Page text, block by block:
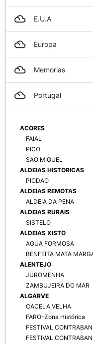
filter_drama E.U.A
filter_drama Europa
filter_drama Memorias
filter_drama Portugal
ACORES
FAIAL
PICO
SAO MIGUEL
ALDEIAS HISTORICAS
PIODAO
ALDEIAS REMOTAS
ALDEIA DA PENA
ALDEIAS RURAIS
SISTELO
ALDEIAS XISTO
AGUA FORMOSA
BENFEITA MATA
ALENTEJO
JUROMENHA
ZAMBUJEIRA DO MAR
ALGARVE
CACELA VELHA
FARO-Zona Histórica
FESTIVAL
FESTIVAL